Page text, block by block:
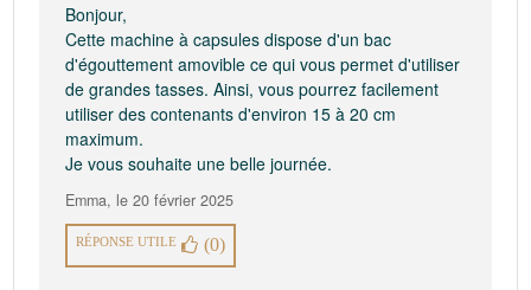
Bonjour,
Cette machine à capsules dispose d'un bac
d'égouttement amovible ce qui vous permet d'utiliser
de grandes tasses. Ainsi, vous pourrez facilement
utiliser des contenants d'environ 15 à 20 cm
maximum.
Je vous souhaite une belle journée.
Emma, le 20 février 2025
RÉPONSE UTILE (0)